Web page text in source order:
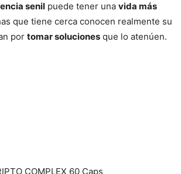
senil puede tener una vida más
que tiene cerca conocen realmente su
por tomar soluciones que lo atenúen.
COMPLEX 60 Caps